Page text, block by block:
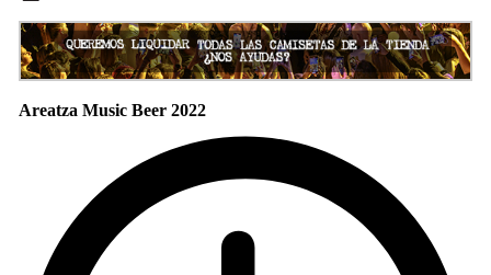
Areatza Music Beer 2022